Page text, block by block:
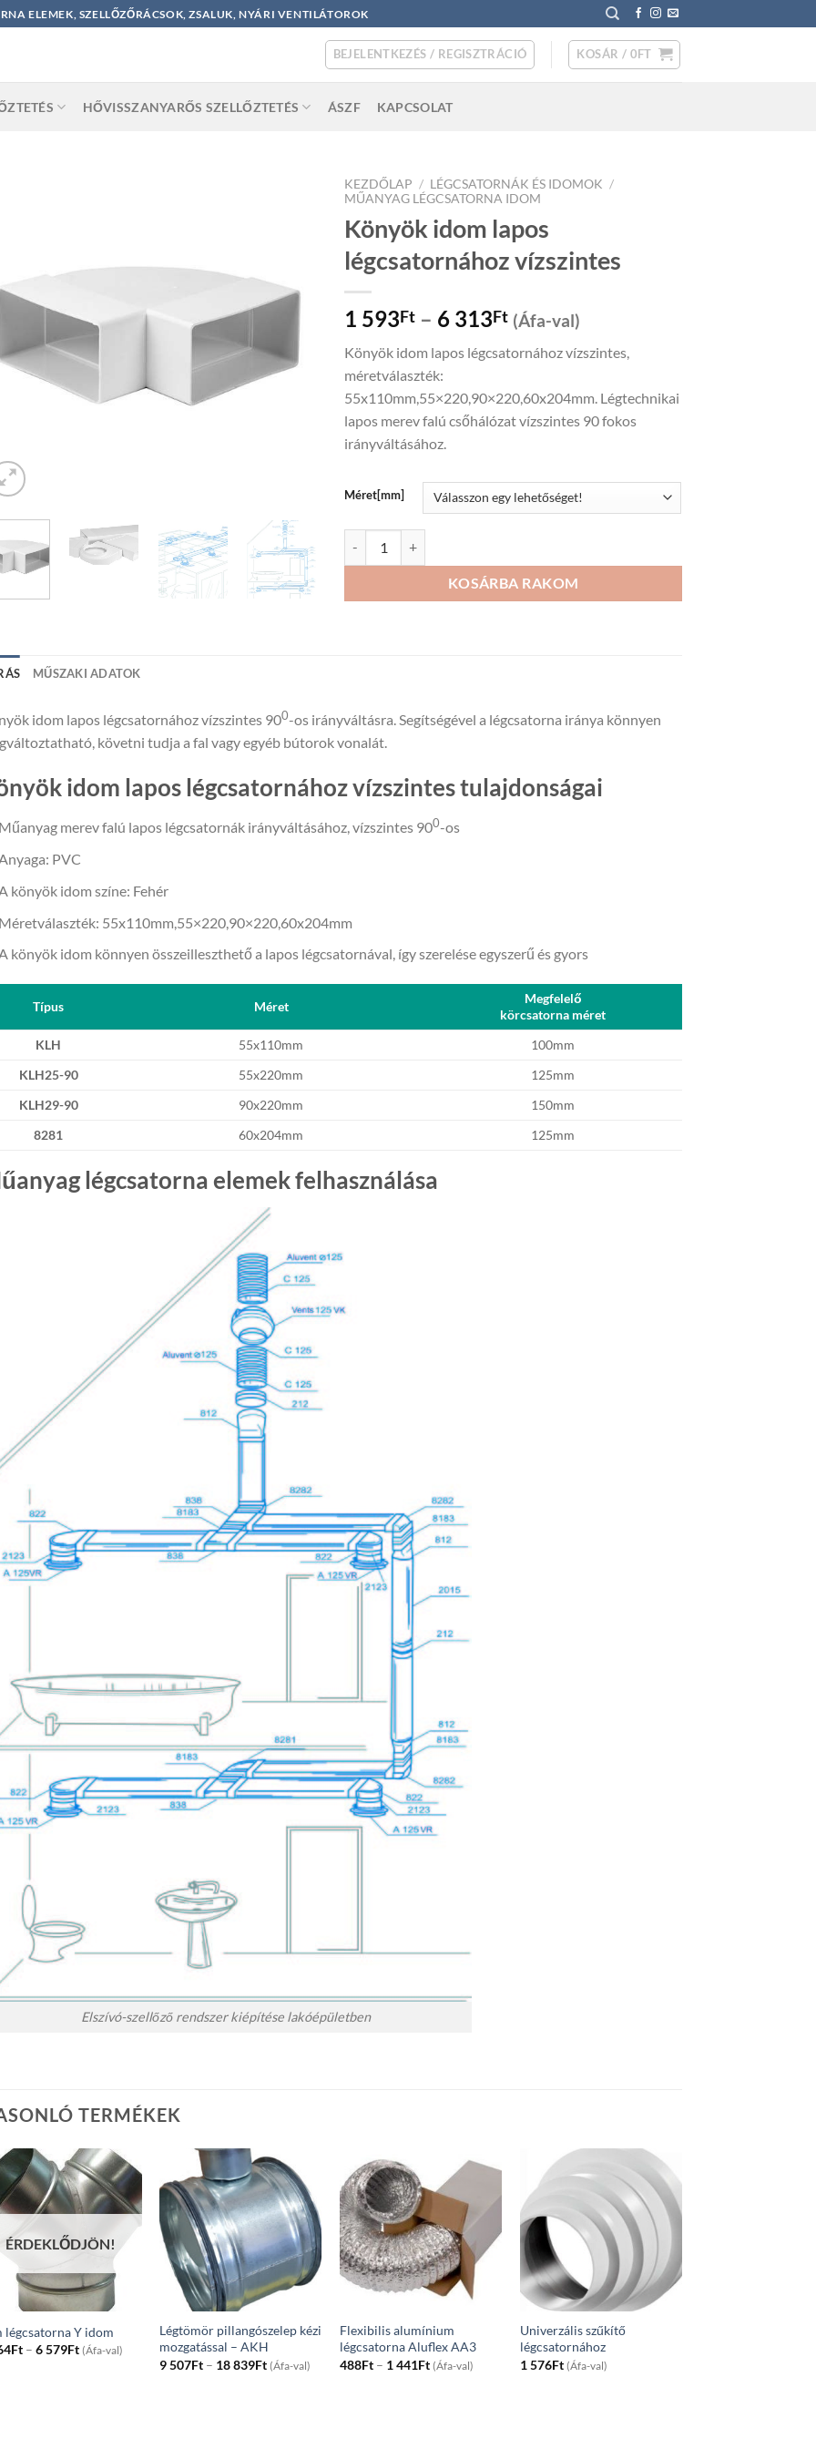
ELEMEK, SZELLŐZŐRÁCSOK, ZSALUK, NYÁRI VENTILÁTOROK
BEJELENTKEZÉS / REGISZTRÁCIÓ KOSÁR / 0FT
HŐVISSZANYARŐS SZELLŐZTETÉS ÁSZF KAPCSOLAT
KEZDŐLAP / LÉGCSATORNÁK ÉS IDOMOK /
MŰANYAG LÉGCSATORNA IDOM
Könyök idom lapos
légcsatornához vízszintes
1 593Ft – 6 313FtPrice
1
through
6
(Áfa-val)
Könyök idom lapos légcsatornához vízszintes,
méretválaszték:
55x110mm,55×220,90×220,60x204mm. Légtechnikai
lapos merev falú csőhálózat vízszintes 90 fokos
irányváltásához.
Méret[mm]
KOSÁRBA RAKOM
MŰSZAKI ADATOK
idom lapos légcsatornához vízszintes 900-os irányváltásra. Segítségével a légcsatorna iránya könnyen
követni tudja a fal vagy egyéb bútorok vonalát.
idom lapos légcsatornához vízszintes tulajdonságai
Műanyag merev falú lapos légcsatornák irányváltásához, vízszintes 900-os
PVC
könyök idom színe: Fehér
Méretválaszték: 55x110mm,55×220,90×220,60x204mm
könyök idom könnyen összeilleszthető a lapos légcsatornával, így szerelése egyszerű és gyors
KLH 55x110mm
100mm
KLH25-90
55x220mm
125mm
KLH29-90
90x220mm
150mm
8281
60x204mm 125mm
Típus Méret
Megfelelő
körcsatorna méret
légcsatorna elemek felhasználása
Elszívó-szellőző rendszer kiépítése lakóépületben
TERMÉKEK
ÉRDEKLŐDJÖN!
légcsatorna Y idom
Ft – 6 579FtPrice
(Áfa-val)
Légtömör pillangószelep kézi
mozgatással – AKH
9 507Ft – 18 839FtPrice
range:
(Áfa-val)
Flexibilis alumínium
légcsatorna Aluflex AA3
488Ft – 1 441FtPrice
range:
(Áfa-val)
Univerzális szűkítő
légcsatornához
1 576Ft (Áfa-val)